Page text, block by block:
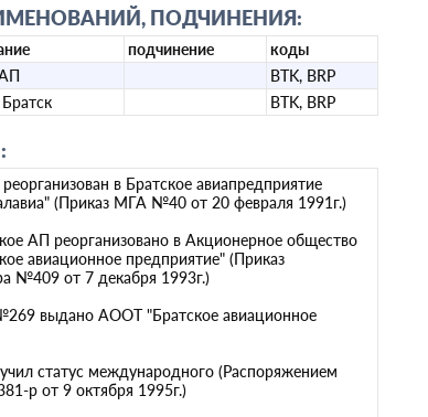
ПОДЧИНЕНИЯ:
подчинение
коды
BTK, BRP
BTK, BRP
в Братское авиапредприятие
(Приказ МГА №40 от 20 февраля 1991г.)
АП реорганизовано в Акционерное общество
авиационное предприятие" (Приказ
№409 от 7 декабря 1993г.)
выдано АООТ "Братское авиационное
статус международного (Распоряжением
р от 9 октября 1995г.)